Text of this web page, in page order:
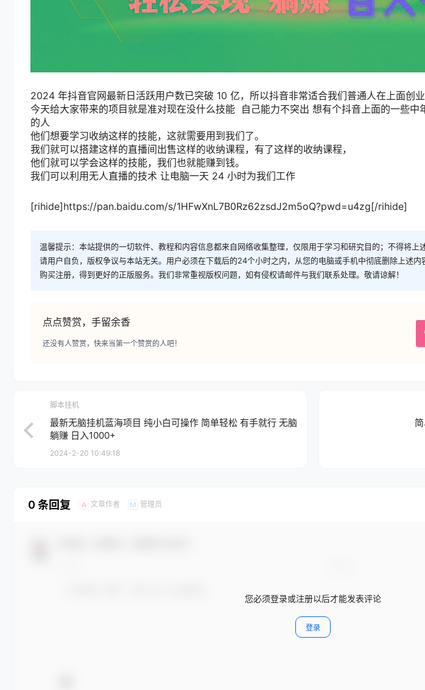
2024 年抖音官网最新日活跃用户数已突破 10 亿，所以抖音非常适合我们普通人在上面创业
今天给大家带来的项目就是准对现在没什么技能 自己能力不突出 想有个抖音上面的一些中
的人
他们想要学习收纳这样的技能，这就需要用到我们了。
我们就可以搭建这样的直播间出售这样的收纳课程，有了这样的收纳课程，
他们就可以学会这样的技能，我们也就能赚到钱。
我们可以利用无人直播的技术 让电脑一天 24 小时为我们工作
[rihide]https://pan.baidu.com/s/1HFwXnL7B0Rz62zsdJ2m5oQ?pwd=u4zg[/rihide]
温馨提示：本站提供的一切软件、教程和内容信息都来自网络收集整理，仅限用于学习和研究目的；不得将
请用户自负，版权争议与本站无关。用户必须在下载后的24个小时之内，从您的电脑或手机中彻底删除上述内
购买注册，得到更好的正版服务。我们非常重视版权问题，如有侵权请邮件与我们联系处理。敬请谅解！
点点赞赏，手留余香
还没有人赞赏，快来当第一个赞赏的人吧！
脚本挂机
最新无脑挂机蓝海项目 纯小白可操作 简单轻松 有手就行 无脑
躺赚 日入1000+
2024-2-20 10:49:18
0 条回复 A 文章作者 M 管理员
您必须登录或注册以后才能发表评论
登录